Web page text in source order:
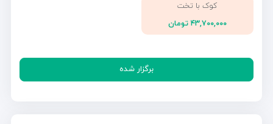
کوک با تخت
۴۳,۷۰۰,۰۰۰ تومان
برگزار شده